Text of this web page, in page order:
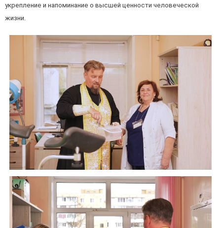
укрепление и напоминание о высшей ценности человеческой
жизни.